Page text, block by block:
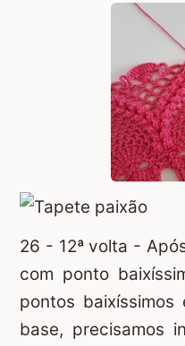
26 - 12ª volta -
com ponto
pontos
base, precisamos